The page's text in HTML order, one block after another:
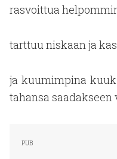
rasvoittua
tarttuu niskaan ja
ja kuumimpina
tahansa saadakseen